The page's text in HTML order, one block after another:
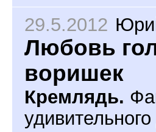
29.5.2012
Любовь
воришек
Кремлядь.